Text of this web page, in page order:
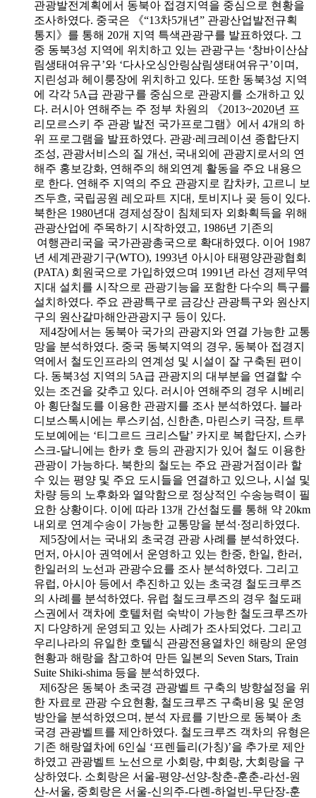
관광발전계획에서 동북아 접경지역을 중심으로 현황을
조사하였다. 중국은 《“13차5개년” 관광산업발전규획
통지》를 통해 20개 지역 특색관광구를 발표하였다. 그
중 동북3성 지역에 위치하고 있는 관광구는 ‘창바이산삼
림생태여유구’와 ‘다사오싱안링삼림생태여유구’이며,
지린성과 헤이룽장에 위치하고 있다. 또한 동북3성 지역
에 각각 5A급 관광구를 중심으로 관광지를 소개하고 있
다. 러시아 연해주는 주 정부 차원의 《2013~2020년 프
리모르스키 주 관광 발전 국가프로그램》에서 4개의 하
위 프로그램을 발표하였다. 관광·레크레이션 종합단지
조성, 관광서비스의 질 개선, 국내외에 관광지로서의 연
해주 홍보강화, 연해주의 해외연계 활동을 주요 내용으
로 한다. 연해주 지역의 주요 관광지로 캄차카, 고르니 보
즈두흐, 국립공원 레오파트 지대, 토비지나 곶 등이 있다.
북한은 1980년대 경제성장이 침체되자 외화획득을 위해
관광산업에 주목하기 시작하였고, 1986년 기존의
여행관리국을 국가관광총국으로 확대하였다. 이어 1987
년 세계관광기구(WTO), 1993년 아시아 태평양관광협회
(PATA) 회원국으로 가입하였으며 1991년 라선 경제무역
지대 설치를 시작으로 관광기능을 포함한 다수의 특구를
설치하였다. 주요 관광특구로 금강산 관광특구와 원산지
구의 원산갈마해안관광지구 등이 있다.
제4장에서는 동북아 국가의 관광지와 연결 가능한 교통
망을 분석하였다. 중국 동북지역의 경우, 동북아 접경지
역에서 철도인프라의 연계성 및 시설이 잘 구축된 편이
다. 동북3성 지역의 5A급 관광지의 대부분을 연결할 수
있는 조건을 갖추고 있다. 러시아 연해주의 경우 시베리
아 횡단철도를 이용한 관광지를 조사 분석하였다. 블라
디보스톡시에는 루스키섬, 신한촌, 마린스키 극장, 트루
도보예에는 ‘티그르드 크리스탈’ 카지로 복합단지, 스카
스크-달니에는 한카 호 등의 관광지가 있어 철도 이용한
관광이 가능하다. 북한의 철도는 주요 관광거점이라 할
수 있는 평양 및 주요 도시들을 연결하고 있으나, 시설 및
차량 등의 노후화와 열악함으로 정상적인 수송능력이 필
요한 상황이다. 이에 따라 13개 간선철도를 통해 약 20km
내외로 연계수송이 가능한 교통망을 분석·정리하였다.
제5장에서는 국내외 초국경 관광 사례를 분석하였다.
먼저, 아시아 권역에서 운영하고 있는 한중, 한일, 한러,
한일러의 노선과 관광수요를 조사 분석하였다. 그리고
유럽, 아시아 등에서 추진하고 있는 초국경 철도크루즈
의 사례를 분석하였다. 유럽 철도크루즈의 경우 철도패
스권에서 객차에 호텔처럼 숙박이 가능한 철도크루즈까
지 다양하게 운영되고 있는 사례가 조사되었다. 그리고
우리나라의 유일한 호텔식 관광전용열차인 해랑의 운영
현황과 해랑을 참고하여 만든 일본의 Seven Stars, Train
Suite Shiki-shima 등을 분석하였다.
제6장은 동북아 초국경 관광벨트 구축의 방향설정을 위
한 자료로 관광 수요현황, 철도크루즈 구축비용 및 운영
방안을 분석하였으며, 분석 자료를 기반으로 동북아 초
국경 관광벨트를 제안하였다. 철도크루즈 객차의 유형은
기존 해랑열차에 6인실 ‘프렌들리(가칭)’을 추가로 제안
하였고 관광벨트 노선으로 小회랑, 中회랑, 大회랑을 구
상하였다. 소회랑은 서울-평양-선양-창춘-훈춘-라선-원
산-서울, 중회랑은 서울-신의주-다롄-하얼빈-무단장-훈